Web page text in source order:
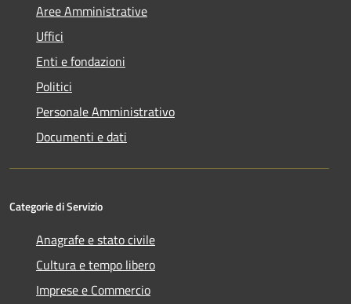
Aree Amministrative
Uffici
Enti e fondazioni
Politici
Personale Amministrativo
Documenti e dati
Categorie di Servizio
Anagrafe e stato civile
Cultura e tempo libero
Imprese e Commercio